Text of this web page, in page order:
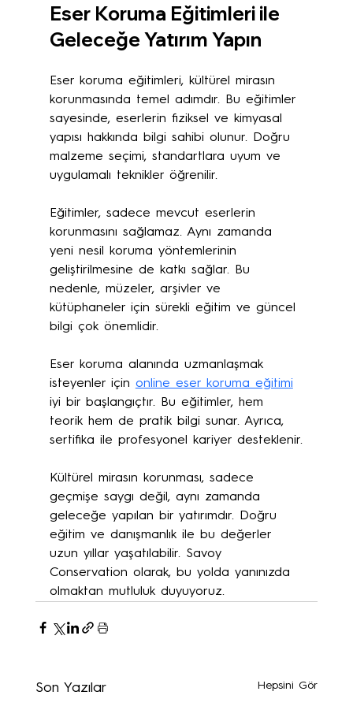
Eser Koruma Eğitimleri ile
Geleceğe Yatırım Yapın
Eser koruma eğitimleri, kültürel mirasın
korunmasında temel adımdır. Bu eğitimler
sayesinde, eserlerin fiziksel ve kimyasal
yapısı hakkında bilgi sahibi olunur. Doğru
malzeme seçimi, standartlara uyum ve
uygulamalı teknikler öğrenilir.
Eğitimler, sadece mevcut eserlerin
korunmasını sağlamaz. Aynı zamanda
yeni nesil koruma yöntemlerinin
geliştirilmesine de katkı sağlar. Bu
nedenle, müzeler, arşivler ve
kütüphaneler için sürekli eğitim ve güncel
bilgi çok önemlidir.
Eser koruma alanında uzmanlaşmak
isteyenler için online eser koruma eğitimi
iyi bir başlangıçtır. Bu eğitimler, hem
teorik hem de pratik bilgi sunar. Ayrıca,
sertifika ile profesyonel kariyer desteklenir.
Kültürel mirasın korunması, sadece
geçmişe saygı değil, aynı zamanda
geleceğe yapılan bir yatırımdır. Doğru
eğitim ve danışmanlık ile bu değerler
uzun yıllar yaşatılabilir. Savoy
Conservation olarak, bu yolda yanınızda
olmaktan mutluluk duyuyoruz.
Son Yazılar Hepsini Gör